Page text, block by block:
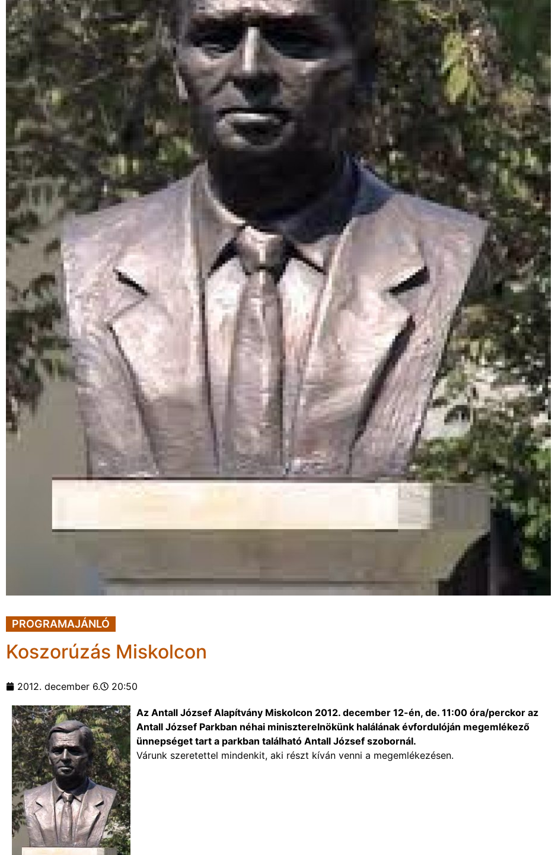
PROGRAMAJÁNLÓ
Koszorúzás Miskolcon
2012. december 6. 20:50
Az Antall József Alapítvány Miskolcon 2012. december 12-én, de. 11:00 óra/perckor az
Antall József Parkban néhai miniszterelnökünk halálának évfordulóján megemlékező
ünnepséget tart a parkban található Antall József szobornál.
Várunk szeretettel mindenkit, aki részt kíván venni a megemlékezésen.